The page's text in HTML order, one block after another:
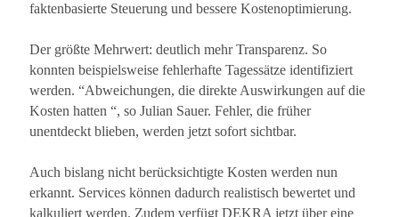
faktenbasierte Steuerung und bessere Kostenoptimierung.
Der größte Mehrwert: deutlich mehr Transparenz. So
konnten beispielsweise fehlerhafte Tagessätze identifiziert
werden. “Abweichungen, die direkte Auswirkungen auf die
Kosten hatten “, so Julian Sauer. Fehler, die früher
unentdeckt blieben, werden jetzt sofort sichtbar.
Auch bislang nicht berücksichtigte Kosten werden nun
erkannt. Services können dadurch realistisch bewertet und
kalkuliert werden. Zudem verfügt DEKRA jetzt über eine